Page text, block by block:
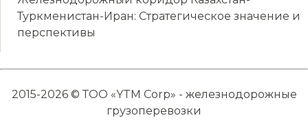
Туркменистан-Иран: Стратегическое значение и
перспективы
2015-2026 © ТОО «YTM Corp» - железнодорожные
грузоперевозки